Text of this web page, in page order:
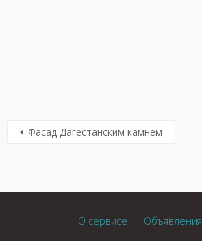
Фасад Дагестанским камнем
О сервисе Объявления